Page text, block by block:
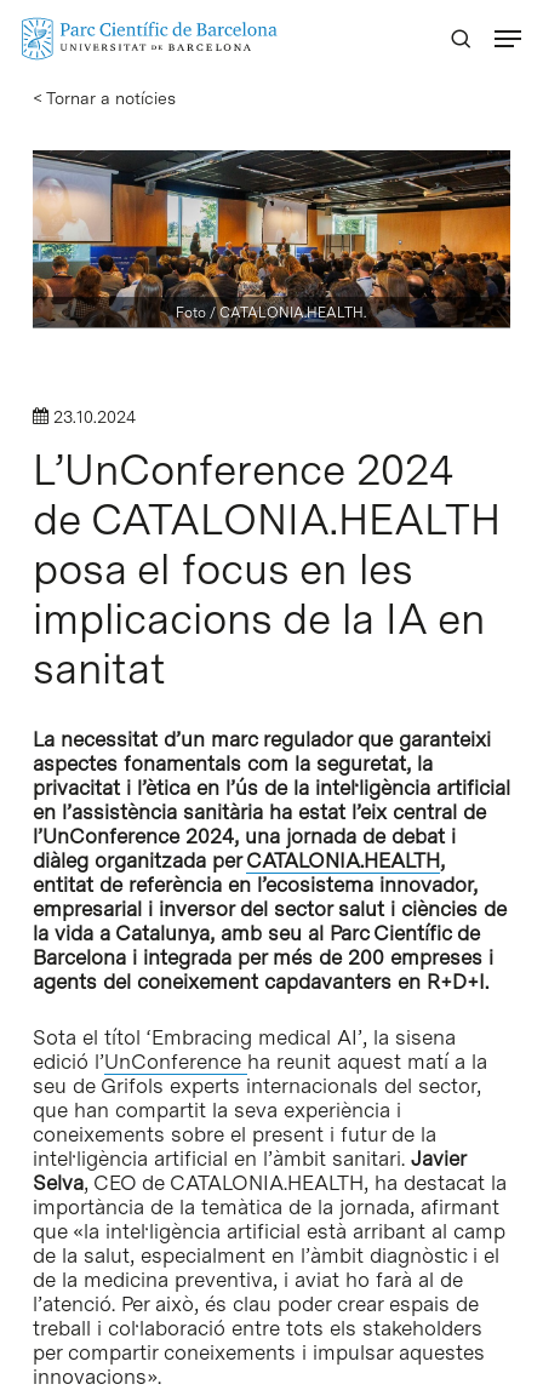
Skip
content
< Tornar a notícies
Foto / CATALONIA.HEALTH.
23.10.2024
L’UnConference 2024
de CATALONIA.HEALTH
posa el focus en les
implicacions de la IA en
sanitat
La necessitat d’un marc regulador que garanteixi
aspectes fonamentals com la seguretat, la
privacitat i l’ètica en l’ús de la intel·ligència artificial
en l’assistència sanitària ha estat l’eix central de
l’UnConference 2024, una jornada de debat i
diàleg organitzada perCATALONIA.HEALTH,
entitat de referència en l’ecosistema innovador,
empresarial i inversor del sector salut i ciències de
la vida a Catalunya, amb seu al Parc Científic de
Barcelona i integrada per més de 200 empreses i
agents del coneixement capdavanters en R+D+I.
Sota el títol ‘Embracing medical AI’, la sisena
edició l’UnConference ha reunit aquest matí a la
seu de Grifols experts internacionals del sector,
que han compartit la seva experiència i
coneixements sobre el present i futur de la
intel·ligència artificial en l’àmbit sanitari. Javier
Selva, CEO de CATALONIA.HEALTH, ha destacat la
importància de la temàtica de la jornada, afirmant
que «la intel·ligència artificial està arribant al camp
de la salut, especialment en l’àmbit diagnòstic i el
de la medicina preventiva, i aviat ho farà al de
l’atenció. Per això, és clau poder crear espais de
treball i col·laboració entre tots els stakeholders
per compartir coneixements i impulsar aquestes
innovacions».